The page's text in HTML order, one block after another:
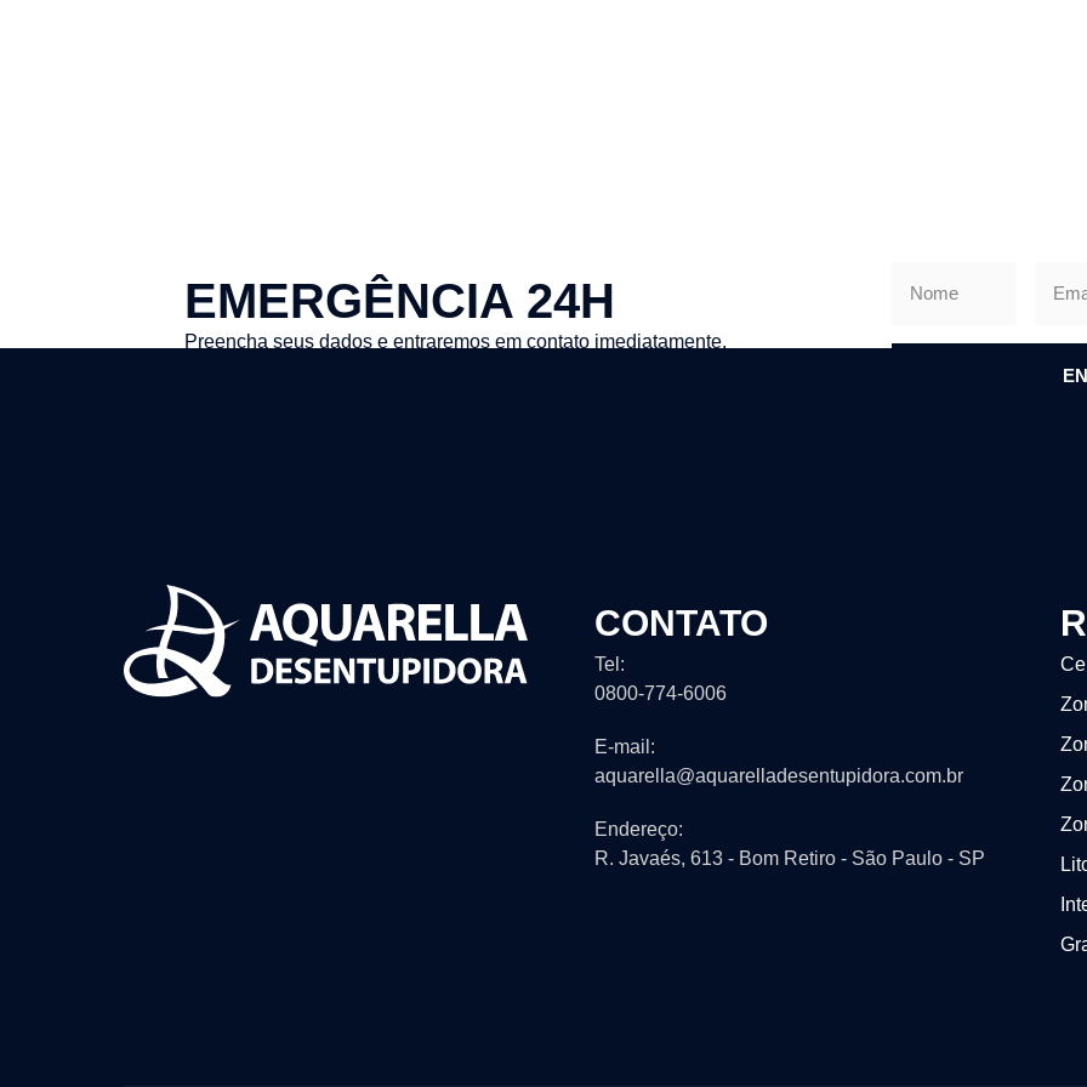
EMERGÊNCIA 24H
Preencha seus dados e entraremos em contato imediatamente.
CONTATO
Tel:
0800-774-6006
E-mail:
aquarella@aquarelladesentupidora.com.br
Endereço:
R. Javaés, 613 - Bom Retiro - São Paulo - SP